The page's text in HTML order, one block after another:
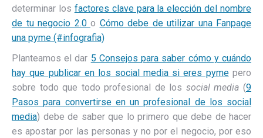
determinar los factores clave para la elección del nombre
de tu negocio 2.0 o Cómo debe de utilizar una Fanpage
una pyme (#infografia)
Planteamos el dar 5 Consejos para saber cómo y cuándo
hay que publicar en los social media si eres pymepero
sobre todo que todo profesional de los social media (9
Pasos para convertirse en un profesional de los social
media) debe de saber que lo primero que debe de hacer
es apostar por las personas y no por el negocio, por eso